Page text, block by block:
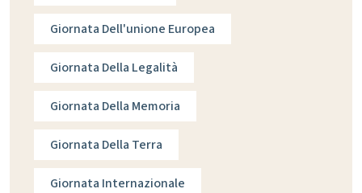
Giornata Dell'unione Europea
Giornata Della Legalità
Giornata Della Memoria
Giornata Della Terra
Giornata Internazionale